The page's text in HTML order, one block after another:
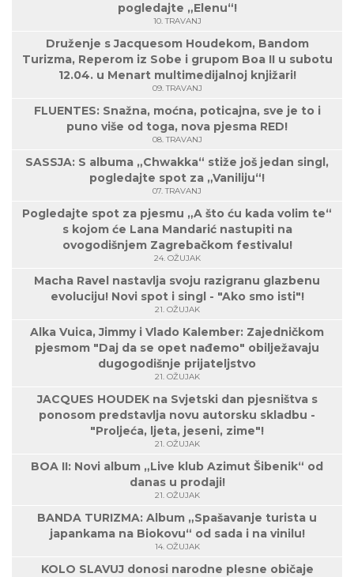
pogledajte „Elenu“!
10. TRAVANJ
Druženje s Jacquesom Houdekom, Bandom
Turizma, Reperom iz Sobe i grupom Boa II u subotu
12.04. u Menart multimedijalnoj knjižari!
09. TRAVANJ
FLUENTES: Snažna, moćna, poticajna, sve je to i
puno više od toga, nova pjesma RED!
08. TRAVANJ
SASSJA: S albuma „Chwakka“ stiže još jedan singl,
pogledajte spot za „Vaniliju“!
07. TRAVANJ
Pogledajte spot za pjesmu „A što ću kada volim te“
s kojom će Lana Mandarić nastupiti na
ovogodišnjem Zagrebačkom festivalu!
24. OŽUJAK
Macha Ravel nastavlja svoju razigranu glazbenu
evoluciju! Novi spot i singl - "Ako smo isti"!
21. OŽUJAK
Alka Vuica, Jimmy i Vlado Kalember: Zajedničkom
pjesmom "Daj da se opet nađemo" obilježavaju
dugogodišnje prijateljstvo
21. OŽUJAK
JACQUES HOUDEK na Svjetski dan pjesništva s
ponosom predstavlja novu autorsku skladbu -
"Proljeća, ljeta, jeseni, zime"!
21. OŽUJAK
BOA II: Novi album „Live klub Azimut Šibenik“ od
danas u prodaji!
21. OŽUJAK
BANDA TURIZMA: Album „Spašavanje turista u
japankama na Biokovu“ od sada i na vinilu!
14. OŽUJAK
KOLO SLAVUJ donosi narodne plesne običaje